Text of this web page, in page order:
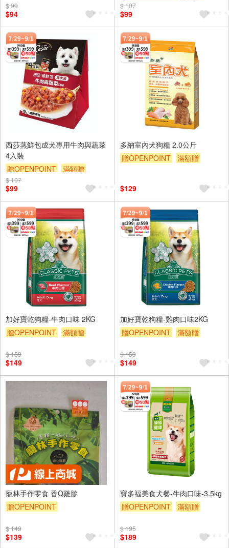
$ 99
$94
滿額9折
$ 107
$99
西莎蒸鮮包成犬專用牛肉與蔬菜
4入裝
贈OPENPOINT
滿額贈
滿額9折
$ 107
$99
多納室內犬狗糧 2.0公斤
贈OPENPOINT
滿額贈
$129
加好寶乾狗糧-牛肉口味 2KG
贈OPENPOINT
滿額贈
$ 159
$149
加好寶乾狗糧-雞肉口味2KG
贈OPENPOINT
滿額贈
$ 159
$149
寵林手作零食 香Q雞胗
贈OPENPOINT
$ 149
$139
寶多福美食犬餐-牛肉口味-3.5kg
贈OPENPOINT
滿額贈
$ 195
$189